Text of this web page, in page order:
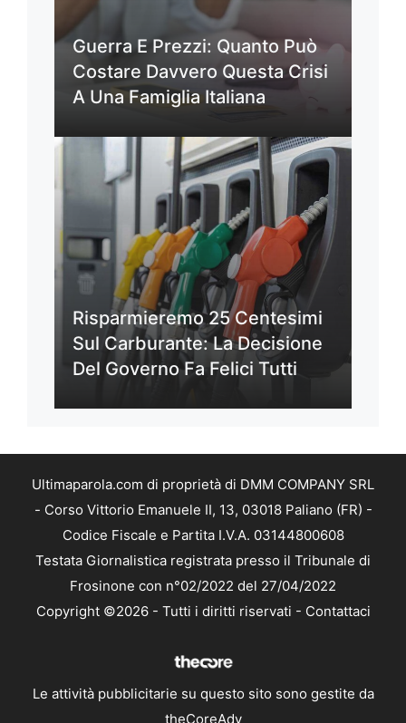
Guerra E Prezzi: Quanto Può
Costare Davvero Questa Crisi
A Una Famiglia Italiana
Risparmieremo 25 Centesimi
Sul Carburante: La Decisione
Del Governo Fa Felici Tutti
Ultimaparola.com di proprietà di DMM COMPANY SRL
- Corso Vittorio Emanuele II, 13, 03018 Paliano (FR) -
Codice Fiscale e Partita I.V.A. 03144800608
Testata Giornalistica registrata presso il Tribunale di
Frosinone con n°02/2022 del 27/04/2022
Copyright ©2026 - Tutti i diritti riservati - Contattaci
Le attività pubblicitarie su questo sito sono gestite da
theCoreAdv